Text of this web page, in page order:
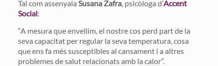
Tal com assenyala Susana Zafra, psicòloga d’Accent
Social:
“A mesura que envellim, el nostre cos perd part de la
seva capacitat per regular la seva temperatura, cosa
que ens fa més susceptibles al cansament i a altres
problemes de salut relacionats amb la calor”.